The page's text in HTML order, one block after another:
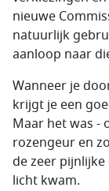
nieuwe
natuurlijk
aanloop naar
Wanneer je
krijgt je een
Maar het was -
rozengeur en
de zeer
licht kwam.